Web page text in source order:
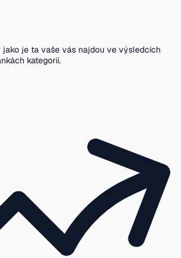
jako je ta vaše vás najdou ve výsledcích
kategorií.